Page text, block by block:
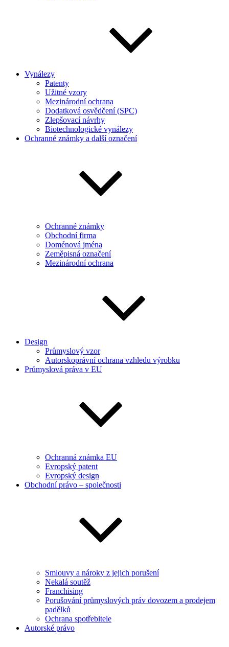
Vynálezy
Patenty
Užitné vzory
Mezinárodní ochrana
Dodatková osvědčení (SPC)
Zlepšovací návrhy
Biotechnologické vynálezy
Ochranné známky a další označení
Ochranné známky
Obchodní firma
Doménová jména
Zeměpisná označení
Mezinárodní ochrana
Design
Průmyslový vzor
Autorskoprávní ochrana vzhledu výrobku
Průmyslová práva v EU
Ochranná známka EU
Evropský patent
Evropský design
Obchodní právo – společnosti
Smlouvy a nároky z jejich porušení
Nekalá soutěž
Franchising
Porušování průmyslových práv dovozem a prodejem
padělků
Ochrana spotřebitele
Autorské právo